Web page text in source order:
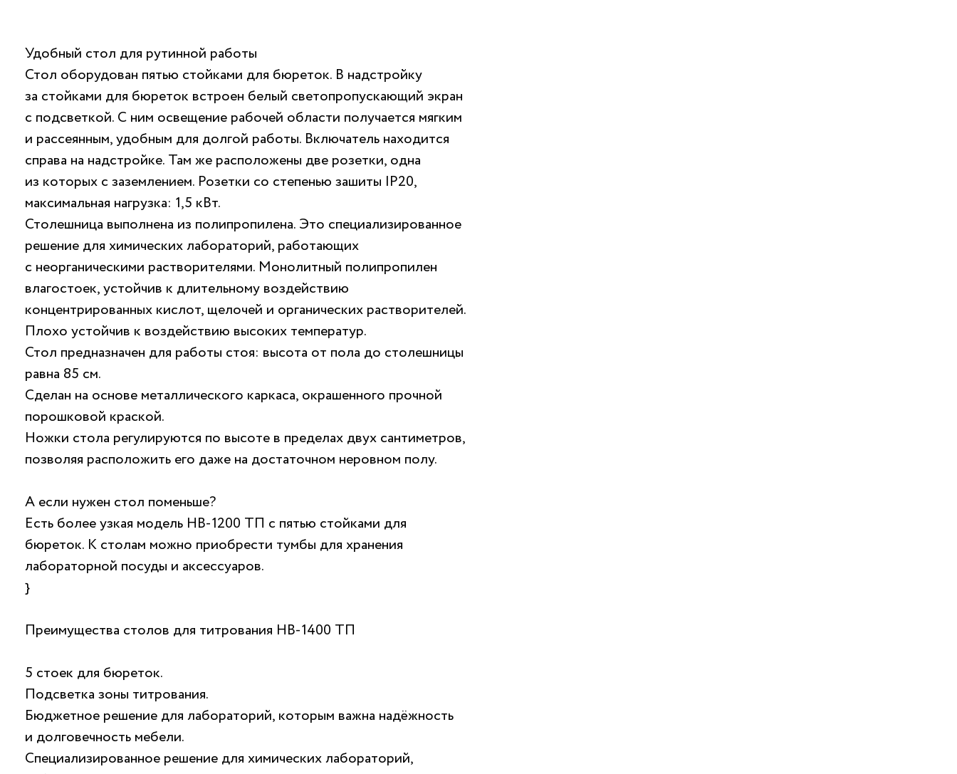
Удобный стол для рутинной работы
Стол оборудован пятью стойками для бюреток. В надстройку
за стойками для бюреток встроен белый светопропускающий экран
с подсветкой. С ним освещение рабочей области получается мягким
и рассеянным, удобным для долгой работы. Включатель находится
справа на надстройке. Там же расположены две розетки, одна
из которых с заземлением. Розетки со степенью зашиты IP20,
максимальная нагрузка: 1,5 кВт.
Столешница выполнена из полипропилена. Это специализированное
решение для химических лабораторий, работающих
с неорганическими растворителями. Монолитный полипропилен
влагостоек, устойчив к длительному воздействию
концентрированных кислот, щелочей и органических растворителей.
Плохо устойчив к воздействию высоких температур.
Стол предназначен для работы стоя: высота от пола до столешницы
равна 85 см.
Сделан на основе металлического каркаса, окрашенного прочной
порошковой краской.
Ножки стола регулируются по высоте в пределах двух сантиметров,
позволяя расположить его даже на достаточном неровном полу.
А если нужен стол поменьше?
Есть более узкая модель НВ-1200 ТП с пятью стойками для
бюреток. К столам можно приобрести тумбы для хранения
лабораторной посуды и аксессуаров.
}
Преимущества столов для титрования НВ-1400 ТП
5 стоек для бюреток.
Подсветка зоны титрования.
Бюджетное решение для лабораторий, которым важна надёжность
и долговечность мебели.
Специализированное решение для химических лабораторий,